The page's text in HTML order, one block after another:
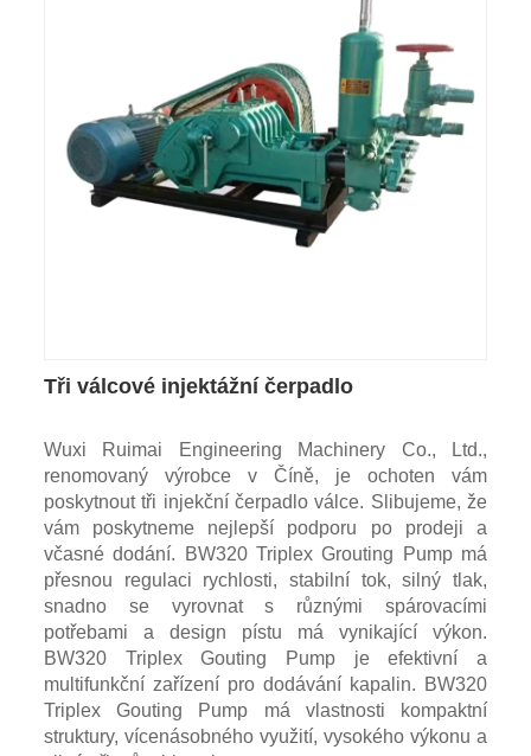
Tři válcové injektážní čerpadlo
Wuxi Ruimai Engineering Machinery Co., Ltd.,
renomovaný výrobce v Číně, je ochoten vám
poskytnout tři injekční čerpadlo válce. Slibujeme, že
vám poskytneme nejlepší podporu po prodeji a
včasné dodání. BW320 Triplex Grouting Pump má
přesnou regulaci rychlosti, stabilní tok, silný tlak,
snadno se vyrovnat s různými spárovacími
potřebami a design pístu má vynikající výkon.
BW320 Triplex Gouting Pump je efektivní a
multifunkční zařízení pro dodávání kapalin. BW320
Triplex Gouting Pump má vlastnosti kompaktní
struktury, vícenásobného využití, vysokého výkonu a